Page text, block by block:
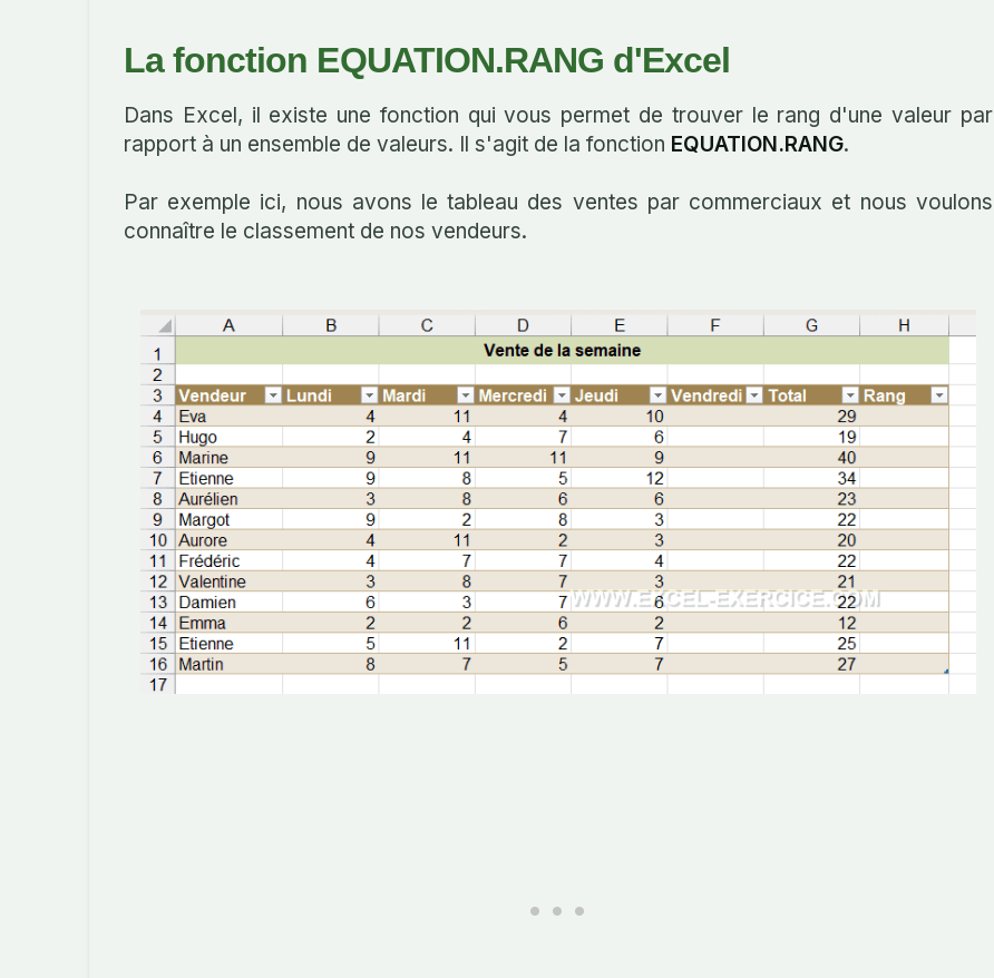
La fonction EQUATION.RANG d'Excel
Dans Excel, il existe une fonction qui vous permet de trouver le rang d'une valeur par
rapport à un ensemble de valeurs. Il s'agit de la fonction EQUATION.RANG.
Par exemple ici, nous avons le tableau des ventes par commerciaux et nous voulons
connaître le classement de nos vendeurs.